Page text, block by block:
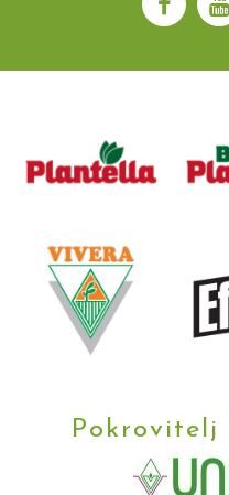
Pokrovitelj